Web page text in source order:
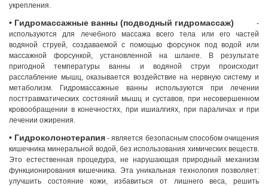
укрепления.
• Гидромассажные ванны (подводный гидромассаж) -
используются для лечебного массажа всего тела или его частей
водяной струей, создаваемой с помощью форсунок под водой или
массажной форсункой, установленной на шланге. В результате
пригодной температуры ванны и водяной струи происходит
расслабление мышц, оказывается воздействие на нервную систему и
метаболизм. Гидромассажные ванны используются при лечении
посттравматических состояний мышц и суставов, при несовершенном
кровообращении в конечностях, при ишиалгиях, при параличах и при
лечении ожирения.
• Гидроколонотерапия - является безопасным способом очищения
кишечника минеральной водой, без использования химических веществ.
Это естественная процедура, не нарушающая природный механизм
функционирования кишечника. Эта уникальная технология позволяет:
улучшить состояние кожи, избавиться от лишнего веса, решить